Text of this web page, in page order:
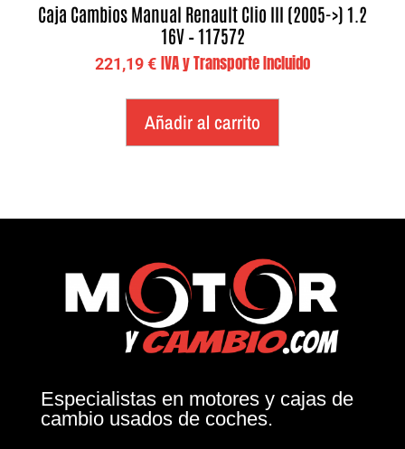
Caja Cambios Manual Renault Clio III (2005->) 1.2
16V – 117572
221,19€ IVA y Transporte Incluido
Añadir al carrito
Especialistas en motores y cajas de
cambio usados de coches.